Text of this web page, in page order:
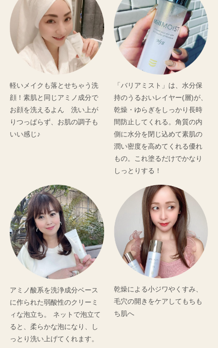
薄くなっている
厚みのある肌
軽いメイクも落とせちゃう洗
顔！素肌と同じアミノ成分で
お顔を洗えるよん 洗い上が
りつっぱらず、お肌の調子も
いい感じ♪
「バリアミスト」は、水分保
持のうるおいレイヤー(層)が、
乾燥・ゆらぎをしっかり長時
間防止してくれる。角質の内
側に水分を閉じ込めて素肌の
潤い密度を高めてくれる優れ
もの。これ塗るだけでかなり
しっとりする！
アミノ酸系を洗浄成分ベース
に作られた弱酸性のクリーミ
ィな泡立ち。 ネットで泡立て
ると、柔らかな泡になり、し
っとり洗い上げてくれます。
乾燥による小ジワやくすみ、
毛穴の開きをケアしてもちも
ち肌へ